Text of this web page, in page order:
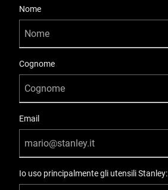
Nome
Cognome
Email
Io uso principalmente gli utensili Stanley: